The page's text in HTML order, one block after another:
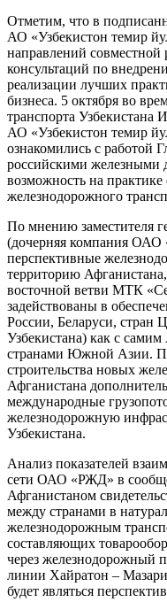
Отметим, что в
АО «Узбекистон темир
направлений
консультаций по
реализации лучших
бизнеса. 5 октября во
транспорта Узбекистана
АО «Узбекистон темир
ознакомились с работой
российскими железными
возможность на
железнодорожного
По мнению заместителя
(дочерняя компания ОАО
перспективные
территорию
восточной ветви МТК
задействованы в
России, Беларуси, стран
Узбекистана) как с
странами Южной Азии.
строительства новых
Афганистана
международные
железнодорожную
Узбекистана.
Анализ показателей
сети ОАО «РЖД» в
Афганистаном
между странами в
железнодорожным
составляющих
через железнодорожный
линии Хайратон –
будет являться